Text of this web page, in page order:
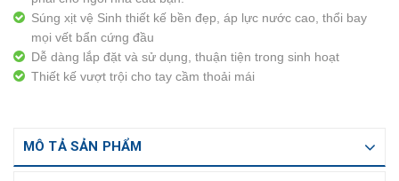
Súng xịt vệ Sinh thiết kế bền đẹp, áp lực nước cao, thổi bay
mọi vết bẩn cứng đầu
Dễ dàng lắp đặt và sử dụng, thuận tiện trong sinh hoạt
Thiết kế vượt trội cho tay cầm thoải mái
MÔ TẢ SẢN PHẨM